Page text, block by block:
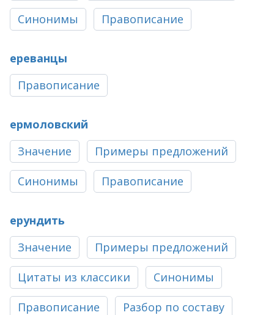
Синонимы Правописание
ереванцы
Правописание
ермоловский
Значение
Примеры предложений
Синонимы Правописание
ерундить
Значение
Примеры предложений
Цитаты из классики Синонимы
Правописание Разбор по составу